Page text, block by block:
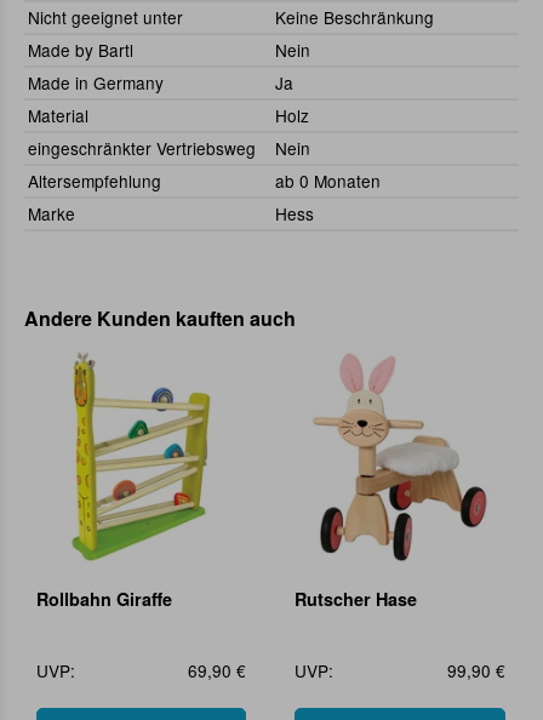
Nicht geeignet unter
Keine Beschränkung
Made by Bartl
Nein
Made in Germany
Ja
Material
Holz
eingeschränkter Vertriebsweg
Nein
Altersempfehlung
ab 0 Monaten
Marke
Hess
Andere Kunden kauften auch
Rollbahn Giraffe
UVP: 69,90 €
Rutscher Hase
UVP: 99,90 €